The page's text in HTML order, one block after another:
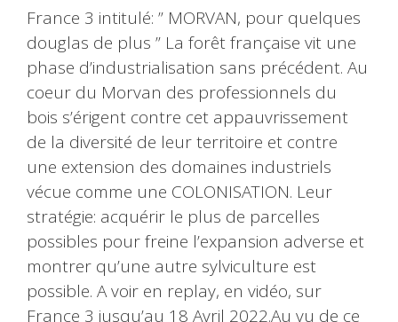
France 3 intitulé: ” MORVAN, pour quelques
douglas de plus ” La forêt française vit une
phase d’industrialisation sans précédent. Au
coeur du Morvan des professionnels du
bois s’érigent contre cet appauvrissement
de la diversité de leur territoire et contre
une extension des domaines industriels
vécue comme une COLONISATION. Leur
stratégie: acquérir le plus de parcelles
possibles pour freine l’expansion adverse et
montrer qu’une autre sylviculture est
possible. A voir en replay, en vidéo, sur
France 3 jusqu’au 18 Avril 2022.Au vu de ce